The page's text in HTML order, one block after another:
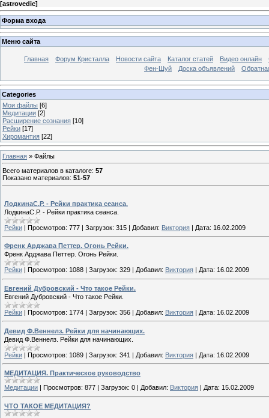
[astrovedic]
Форма входа
Меню сайта
Главная Форум Кристалла Новости сайта Каталог статей Видео онлайн
Фен-Шуй
Доска объявлений
Categories
Мои файлы [6]
Медитации [2]
Расширение сознания [10]
Рейки [17]
Хиромантия [22]
Главная » Файлы
Всего материалов в каталоге: 57
Показано материалов: 51-57
ЛодкинаС.Р. - Рейки практика сеанса.
ЛодкинаС.Р. - Рейки практика сеанса.
Рейки | Просмотров: 777 | Загрузок: 315 | Добавил: Виктория | Дата: 16.02.2009
Френк Арджава Петтер. Огонь Рейки.
Френк Арджава Петтер. Огонь Рейки.
Рейки Просмотров: 1088 Загрузок: 329 Добавил: Виктория Дата: 16.02.2009
Евгений Дубровский - Что такое Рейки.
Евгений Дубровский - Что такое Рейки.
Рейки | Просмотров: 1774 | Загрузок: 356 | Добавил: Виктория | Дата: 16.02.2009
Девид Ф.Веннелз. Рейки для начинающих.
Девид Ф.Веннелз. Рейки для начинающих.
Рейки | Просмотров: 1089 | Загрузок: 341 | Добавил: Виктория | Дата: 16.02.2009
МЕДИТАЦИЯ. Практическое руководство
Медитации
Просмотров: 877 Загрузок: 0 Добавил: Виктория Дата: 15.02.2009
ЧТО ТАКОЕ МЕДИТАЦИЯ?